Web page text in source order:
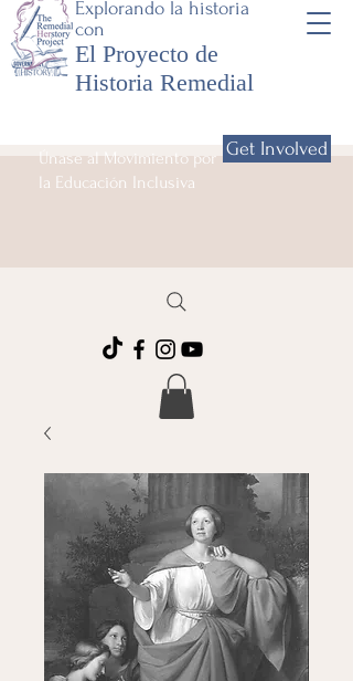
Explorando la historia
con
El Proyecto de
Historia Remedial
Únase al Movimiento por
la Educación Inclusiva
Get Involved